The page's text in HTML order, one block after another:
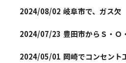
2024/08/02 岐阜市で、ガス欠
2024/07/23 豊田市からＳ・Ｏ
2024/05/01 岡崎でコンセント